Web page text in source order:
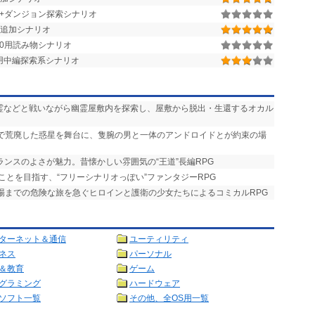
ダンジョン探索シナリオ
加シナリオ
用読み物シナリオ
編探索系シナリオ
などと戦いながら幽霊屋敷内を探索し、屋敷から脱出・生還するオカル
荒廃した惑星を舞台に、隻腕の男と一体のアンドロイドとが約束の場
スのよさが魅力。昔懐かしい雰囲気の“王道”長編RPG
とを目指す、“フリーシナリオっぽい”ファンタジーRPG
までの危険な旅を急ぐヒロインと護衛の少女たちによるコミカルRPG
ーネット＆通信
ユーティリティ
ス
パーソナル
教育
ゲーム
ラミング
ハードウェア
フト一覧 その他、全OS用一覧